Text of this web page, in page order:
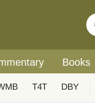
Books
T4T DBY